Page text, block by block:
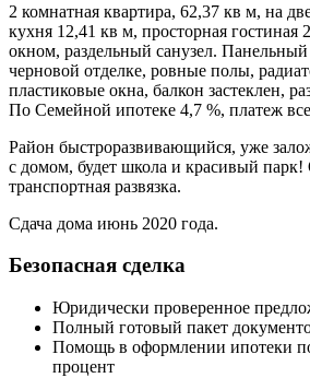
2 комнатная квартира, 62,37 кв м, на
кухня 12,41 кв м, просторная гостиная
окном, раздельный санузел. Панельный
черновой отделке, ровные полы,
пластиковые окна, балкон застеклен,
По Семейной ипотеке 4,7 %, платеж
Район быстроразвивающийся, уже
с домом, будет школа и красивый парк!
транспортная развязка.
Сдача дома июнь 2020 года.
Безопасная сделка
Юридически проверенное
Полный готовый пакет
Помощь в оформлении ипотеки
процент